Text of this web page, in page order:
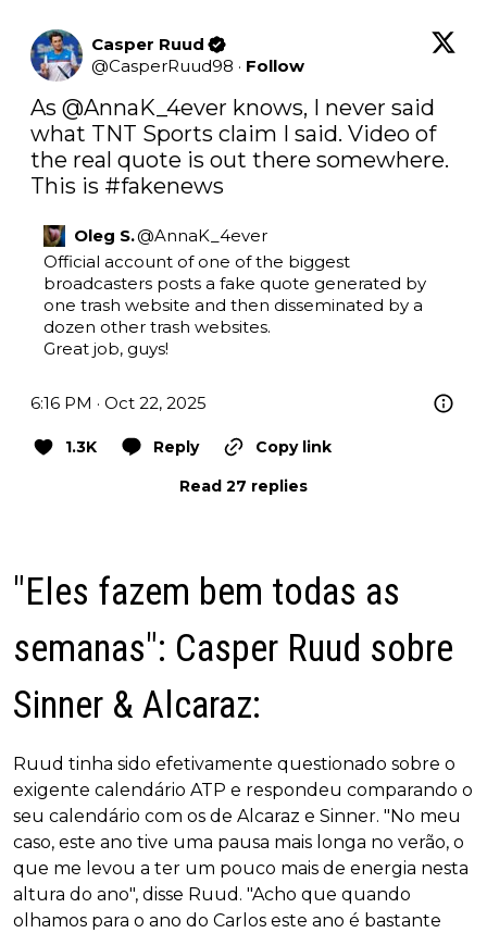
Casper Ruud
@CasperRuud98 · Follow
As @AnnaK_4ever knows, I never said
what TNT Sports claim I said. Video of
the real quote is out there somewhere.
This is #fakenews
Oleg S.@AnnaK_4ever
Official account of one of the biggest
broadcasters posts a fake quote generated by
one trash website and then disseminated by a
dozen other trash websites.
Great job, guys!
6:16 PM · Oct 22, 2025
1.3K Reply
Copy link
Read 27 replies
"Eles fazem bem todas as
semanas": Casper Ruud sobre
Sinner & Alcaraz:
Ruud tinha sido efetivamente questionado sobre o
exigente calendário ATP e respondeu comparando o
seu calendário com os de Alcaraz e Sinner. "No meu
caso, este ano tive uma pausa mais longa no verão, o
que me levou a ter um pouco mais de energia nesta
altura do ano", disse Ruud. "Acho que quando
olhamos para o ano do Carlos este ano é bastante